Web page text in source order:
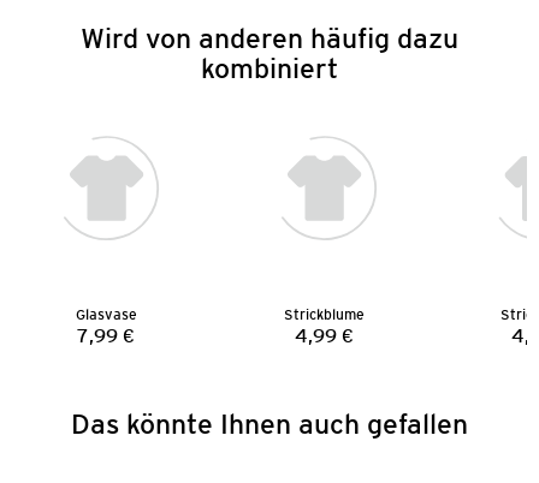
Wird von anderen häufig dazu
kombiniert
Glasvase
Preis:
7,99 €
Strickblume
Preis:
4,99 €
Das könnte Ihnen auch gefallen